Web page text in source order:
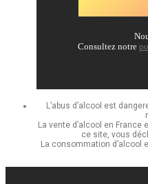
Consultez notre
L’abus d’alcool est
La vente d’alcool en
ce site, vous
La consommation